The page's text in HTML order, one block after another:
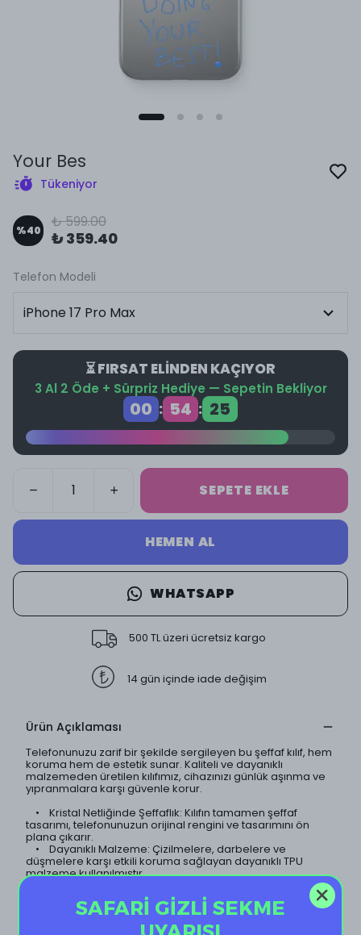
Your Bes
Tükeniyor
%40 ₺ 599.00
₺ 359.40
Telefon Modeli
⏳ FIRSAT ELİNDEN KAÇIYOR
3 Al 2 Öde + Sürpriz Hediye — Sepetin Bekliyor
00 : 54 : 25
SEPETE EKLE
HEMEN AL
WHATSAPP
500 TL üzeri ücretsiz kargo
14 gün içinde iade değişim
Ürün Açıklaması
Telefonunuzu zarif bir şekilde sergileyen bu şeffaf kılıf, hem
koruma hem de estetik sunar. Kaliteli ve dayanıklı
malzemeden üretilen kılıfımız, cihazınızı günlük aşınma ve
yıpranmalara karşı güvenle korur.
• Kristal Netliğinde Şeffaflık: Kılıfın tamamen şeffaf
tasarımı, telefonunuzun orijinal rengini ve tasarımını ön
plana çıkarır.
• Dayanıklı Malzeme: Çizilmelere, darbelere ve
düşmelere karşı etkili koruma sağlayan dayanıklı TPU
malzeme kullanılmıştır.
koruyan hafif tasarımı sayesinde, kılıf neredeyse
görünmezdir.
• Sararma Yapmaz: Özel kaplama teknolojisi sayesinde
SAFARİ GİZLİ SEKME